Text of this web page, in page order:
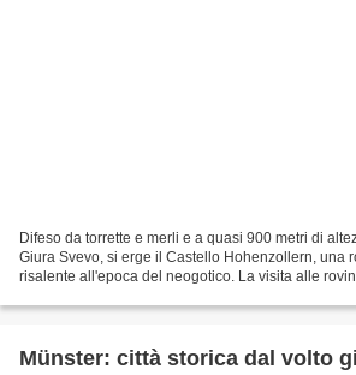
Difeso da torrette e merli e a quasi 900 metri di
Giura Svevo, si erge il Castello Hohenzollern, una
risalente all'epoca del neogotico. La visita alle
Münster: città storica dal volto